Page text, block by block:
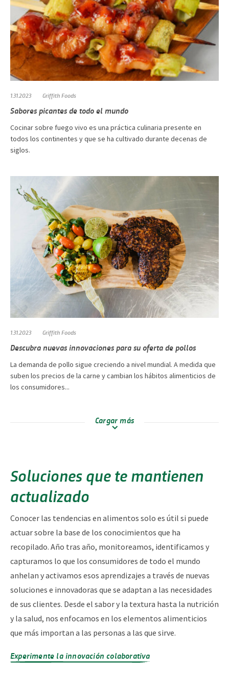
1.31.2023 Griffith Foods
Sabores picantes de todo el mundo
Cocinar sobre fuego vivo es una práctica culinaria presente en
todos los continentes y que se ha cultivado durante decenas de
siglos.
1.31.2023 Griffith Foods
Descubra nuevas innovaciones para su oferta de pollos
La demanda de pollo sigue creciendo a nivel mundial. A medida que
suben los precios de la carne y cambian los hábitos alimenticios de
los consumidores...
Cargar más
Soluciones que te mantienen
actualizado
Conocer las tendencias en alimentos solo es útil si puede
actuar sobre la base de los conocimientos que ha
recopilado. Año tras año, monitoreamos, identificamos y
capturamos lo que los consumidores de todo el mundo
anhelan y activamos esos aprendizajes a través de nuevas
soluciones e innovadoras que se adaptan a las necesidades
de sus clientes. Desde el sabor y la textura hasta la nutrición
y la salud, nos enfocamos en los elementos alimenticios
que más importan a las personas a las que sirve.
Experimente la innovación colaborativa